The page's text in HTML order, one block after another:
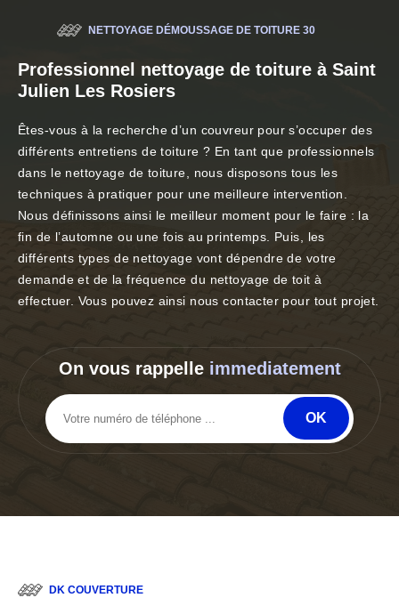
NETTOYAGE DÉMOUSSAGE DE TOITURE 30
Professionnel nettoyage de toiture à Saint
Julien Les Rosiers
Êtes-vous à la recherche d’un couvreur pour s’occuper des
différents entretiens de toiture ? En tant que professionnels
dans le nettoyage de toiture, nous disposons tous les
techniques à pratiquer pour une meilleure intervention.
Nous définissons ainsi le meilleur moment pour le faire : la
fin de l’automne ou une fois au printemps. Puis, les
différents types de nettoyage vont dépendre de votre
demande et de la fréquence du nettoyage de toit à
effectuer. Vous pouvez ainsi nous contacter pour tout projet.
On vous rappelle immediatement
DK COUVERTURE